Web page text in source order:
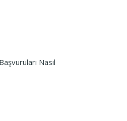
Nasıl